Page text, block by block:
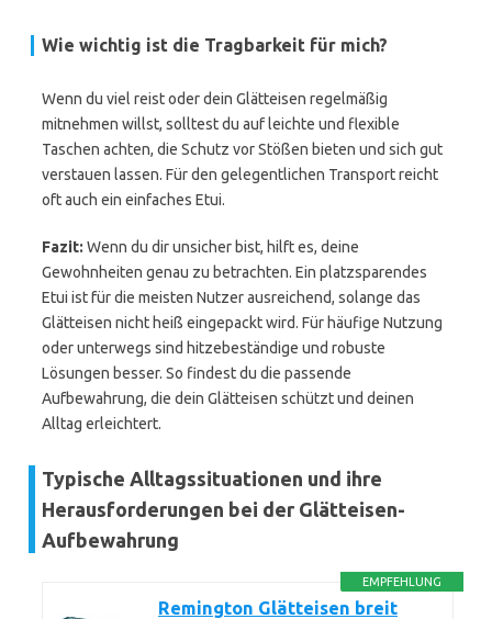
Wie wichtig ist die Tragbarkeit für mich?
Wenn du viel reist oder dein Glätteisen regelmäßig
mitnehmen willst, solltest du auf leichte und flexible
Taschen achten, die Schutz vor Stößen bieten und sich gut
verstauen lassen. Für den gelegentlichen Transport reicht
oft auch ein einfaches Etui.
Fazit: Wenn du dir unsicher bist, hilft es, deine
Gewohnheiten genau zu betrachten. Ein platzsparendes
Etui ist für die meisten Nutzer ausreichend, solange das
Glätteisen nicht heiß eingepackt wird. Für häufige Nutzung
oder unterwegs sind hitzebeständige und robuste
Lösungen besser. So findest du die passende
Aufbewahrung, die dein Glätteisen schützt und deinen
Alltag erleichtert.
Typische Alltagssituationen und ihre
Herausforderungen bei der Glätteisen-
Aufbewahrung
EMPFEHLUNG
Remington Glätteisen breit